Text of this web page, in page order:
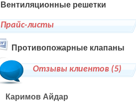
Вентиляционные решетки
Прайс-листы
Противопожарные клапаны
Отзывы клиентов (5)
Каримов Айдар